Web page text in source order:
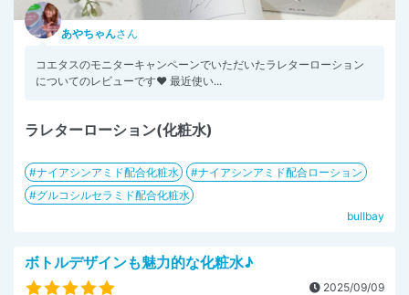
あやちゃんさん
コエタスのモニターキャンペーンでいただいたラレターローション
についてのレビューです❤️ 最近使い...
ラレターローション(化粧水)
ナイアシンアミド配合化粧水
ナイアシンアミド配合ローション
グルコシルセラミド配合化粧水
bullbay
ボトルデザインも魅力的な化粧水♪
2025/09/09